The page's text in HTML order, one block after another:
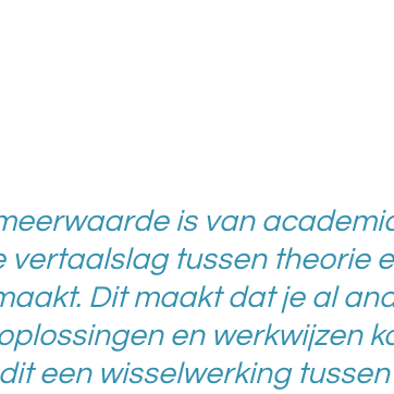
is van
vertaalslag tussen theorie
Dit maakt dat je al
en werkwijzen
een wisselwerking